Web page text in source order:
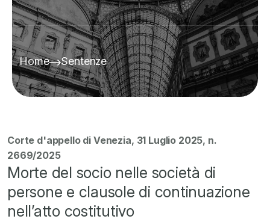
Home Sentenze
Corte d'appello di Venezia, 31 Luglio 2025, n.
2669/2025
Morte del socio nelle società di
persone e clausole di continuazione
nell’atto costitutivo